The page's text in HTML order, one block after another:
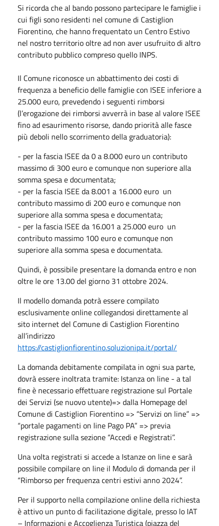
Si ricorda che al bando possono partecipare le famiglie i
cui figli sono residenti nel comune di Castiglion
Fiorentino, che hanno frequentato un Centro Estivo
nel nostro territorio oltre ad non aver usufruito di altro
contributo pubblico compreso quello INPS.
Il Comune riconosce un abbattimento dei costi di
frequenza a beneficio delle famiglie con ISEE inferiore a
25.000 euro, prevedendo i seguenti rimborsi
(l’erogazione dei rimborsi avverrà in base al valore ISEE
fino ad esaurimento risorse, dando priorità alle fasce
più deboli nello scorrimento della graduatoria):
- per la fascia ISEE da 0 a 8.000 euro un contributo
massimo di 300 euro e comunque non superiore alla
somma spesa e documentata;
- per la fascia ISEE da 8.001 a 16.000 euro un
contributo massimo di 200 euro e comunque non
superiore alla somma spesa e documentata;
- per la fascia ISEE da 16.001 a 25.000 euro un
contributo massimo 100 euro e comunque non
superiore alla somma spesa e documentata.
Quindi, è possibile presentare la domanda entro e non
oltre le ore 13.00 del giorno 31 ottobre 2024.
Il modello domanda potrà essere compilato
esclusivamente online collegandosi direttamente al
sito internet del Comune di Castiglion Fiorentino
all’indirizzo
https://castiglionfiorentino.soluzionipa.it/portal/
La domanda debitamente compilata in ogni sua parte,
dovrà essere inoltrata tramite: Istanza on line - a tal
fine è necessario effettuare registrazione sul Portale
dei Servizi (se nuovo utente)=> dalla Homepage del
Comune di Castiglion Fiorentino => “Servizi on line” =>
“portale pagamenti on line Pago PA” => previa
registrazione sulla sezione “Accedi e Registrati”.
Una volta registrati si accede a Istanze on line e sarà
possibile compilare on line il Modulo di domanda per il
“Rimborso per frequenza centri estivi anno 2024”.
Per il supporto nella compilazione online della richiesta
è attivo un punto di facilitazione digitale, presso lo IAT
– Informazioni e Accoglienza Turistica (piazza del